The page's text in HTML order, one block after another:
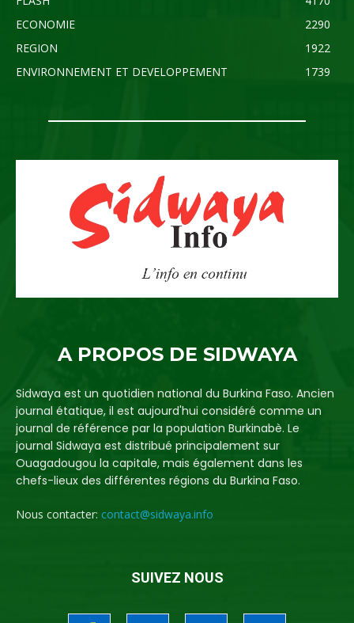
ECONOMIE
2290
REGION
1922
ENVIRONNEMENT ET DEVELOPPEMENT
1739
A PROPOS DE SIDWAYA
Sidwaya est un quotidien national du Burkina Faso. Ancien
journal étatique, il est aujourd'hui considéré comme un
journal de référence par la population Burkinabè. Le
journal Sidwaya est distribué principalement sur
Ouagadougou la capitale, mais également dans les
chefs-lieux des différentes régions du Burkina Faso.
Nous contacter: contact@sidwaya.info
SUIVEZ NOUS